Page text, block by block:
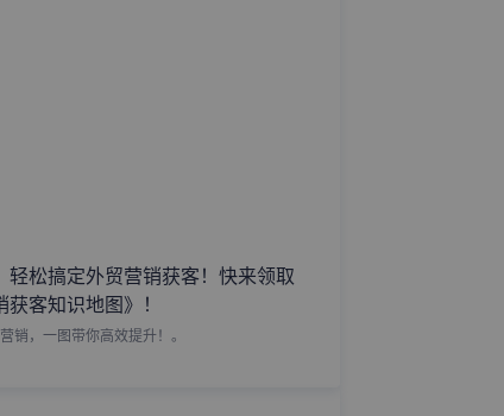
轻松搞定外贸营销获客！快来领取
获客知识地图》！
销，一图带你高效提升！。